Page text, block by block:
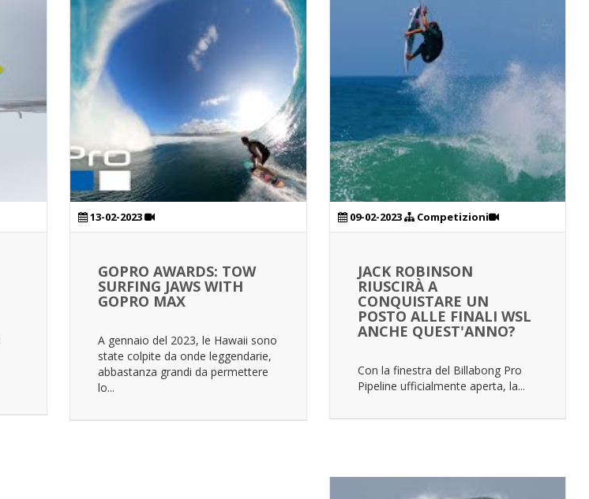
13-02-2023
GOPRO AWARDS: TOW
SURFING JAWS WITH
GOPRO MAX
A gennaio del 2023, le Hawaii sono
state colpite da onde leggendarie,
abbastanza grandi da permettere
lo...
09-02-2023 Competizioni
JACK ROBINSON
RIUSCIRÀ A
CONQUISTARE UN
POSTO ALLE FINALI WSL
ANCHE QUEST'ANNO?
Con la finestra del Billabong Pro
Pipeline ufficialmente aperta, la...